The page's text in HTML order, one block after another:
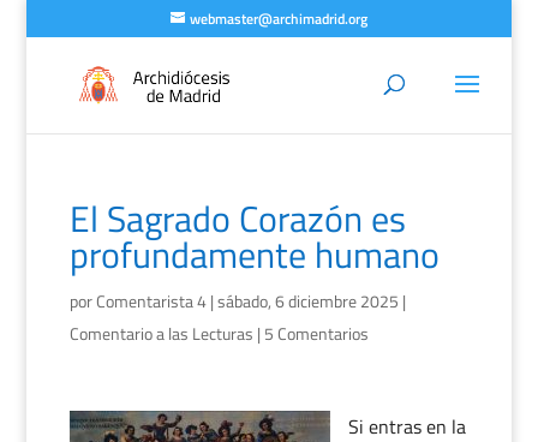
webmaster@archimadrid.org
El Sagrado Corazón es
profundamente humano
porComentarista 4|sábado, 6 diciembre 2025 |
Comentario a las Lecturas | 5 Comentarios
Si entras en la